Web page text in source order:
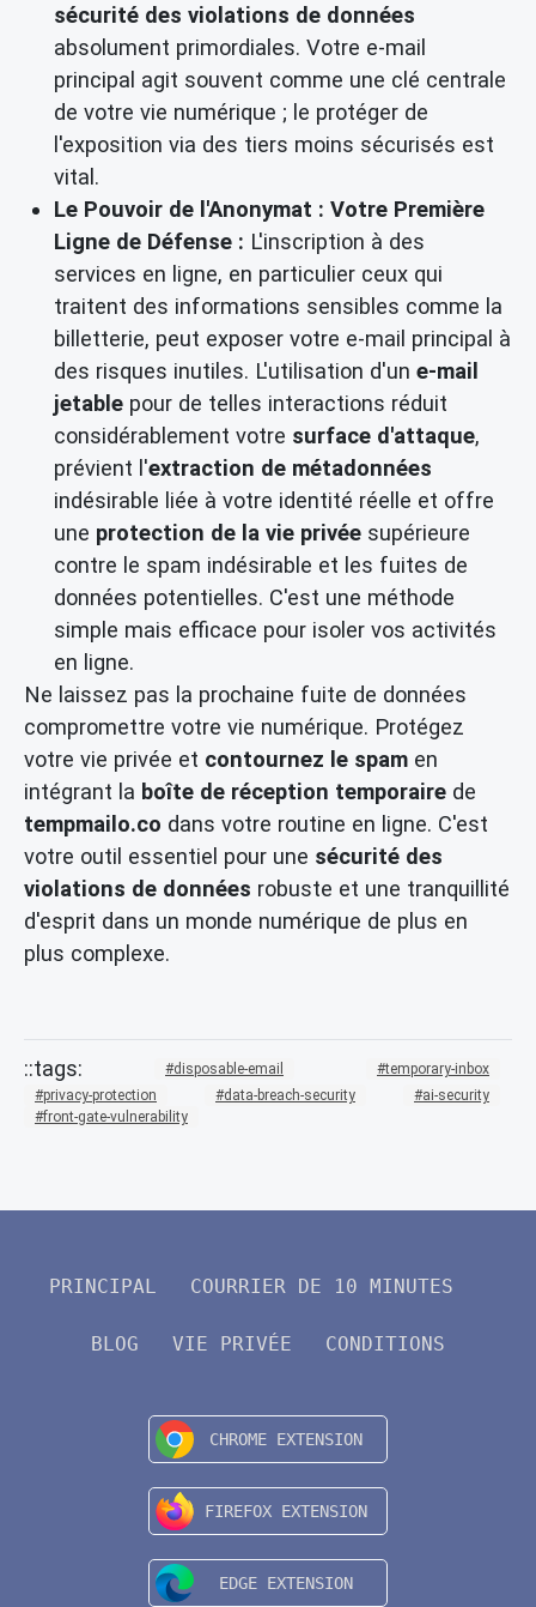
sécurité des violations de données
absolument primordiales. Votre e-mail
principal agit souvent comme une clé centrale
de votre vie numérique ; le protéger de
l'exposition via des tiers moins sécurisés est
vital.
Le Pouvoir de l'Anonymat : Votre Première
Ligne de Défense : L'inscription à des
services en ligne, en particulier ceux qui
traitent des informations sensibles comme la
billetterie, peut exposer votre e-mail principal à
des risques inutiles. L'utilisation d'un e-mail
jetable pour de telles interactions réduit
considérablement votre surface d'attaque,
prévient l'extraction de métadonnées
indésirable liée à votre identité réelle et offre
une protection de la vie privée supérieure
contre le spam indésirable et les fuites de
données potentielles. C'est une méthode
simple mais efficace pour isoler vos activités
en ligne.
Ne laissez pas la prochaine fuite de données
compromettre votre vie numérique. Protégez
votre vie privée et contournez le spam en
intégrant la boîte de réception temporaire de
tempmailo.co dans votre routine en ligne. C'est
votre outil essentiel pour une sécurité des
violations de données robuste et une tranquillité
d'esprit dans un monde numérique de plus en
plus complexe.
disposable-email
temporary-inbox
privacy-protection
data-breach-security
ai-security
front-gate-vulnerability
PRINCIPAL COURRIER DE 10 MINUTES
BLOG VIE PRIVÉE CONDITIONS